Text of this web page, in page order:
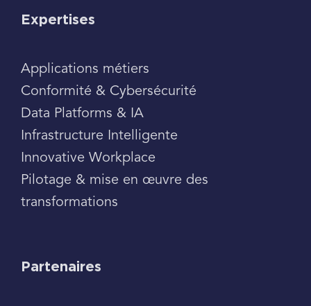
Expertises
Applications métiers
Conformité & Cybersécurité
Data Platforms & IA
Infrastructure Intelligente
Innovative Workplace
Pilotage & mise en œuvre des
transformations
Partenaires